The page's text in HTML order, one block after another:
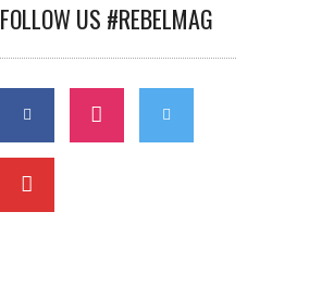
FOLLOW US #REBELMAG